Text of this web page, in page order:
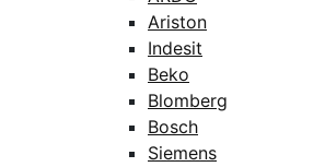
Ariston
Indesit
Beko
Blomberg
Bosch
Siemens